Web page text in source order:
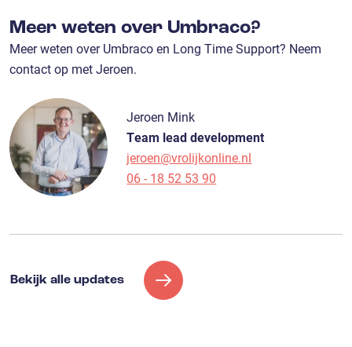
Meer weten over Umbraco?
Meer weten over Umbraco en Long Time Support? Neem
contact op met Jeroen.
Jeroen Mink
Team lead development
jeroen@vrolijkonline.nl
06 - 18 52 53 90
Bekijk alle updates